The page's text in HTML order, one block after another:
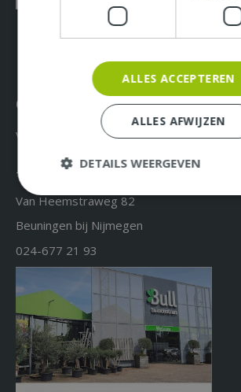
Over ons & Contact
Vacatures
Tuincentrum Bull
Van Heemstraweg 82
Beuningen bij Nijmegen
024-677 21 93
ALLES ACCEPTEREN
ALLES AFWIJZEN
DETAILS WEERGEVEN